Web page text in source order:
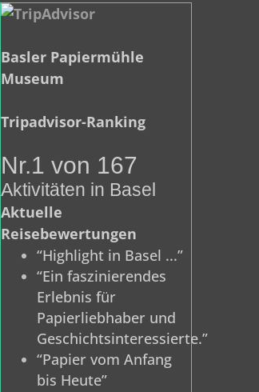
Basler Papiermühle
Museum
Tripadvisor-Ranking
Nr.1 von 167
Aktivitäten in Basel
Aktuelle
Reisebewertungen
“Highlight in Basel ...”
“Ein faszinierendes
Erlebnis für
Papierliebhaber und
Geschichtsinteressierte.”
“Papier vom Anfang
bis Heute”